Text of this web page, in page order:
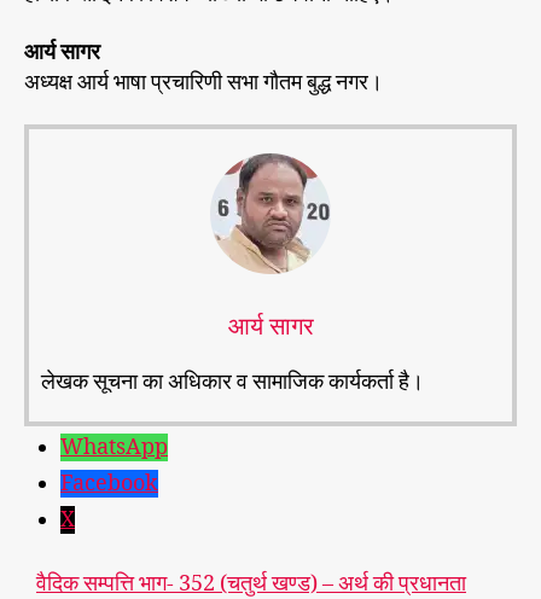
आर्य सागर
अध्यक्ष आर्य भाषा प्रचारिणी सभा गौतम बुद्ध नगर।
आर्य सागर
लेखक सूचना का अधिकार व सामाजिक कार्यकर्ता है।
WhatsApp
Facebook
X
वैदिक सम्पत्ति भाग- 352 (चतुर्थ खण्ड) – अर्थ की प्रधानता